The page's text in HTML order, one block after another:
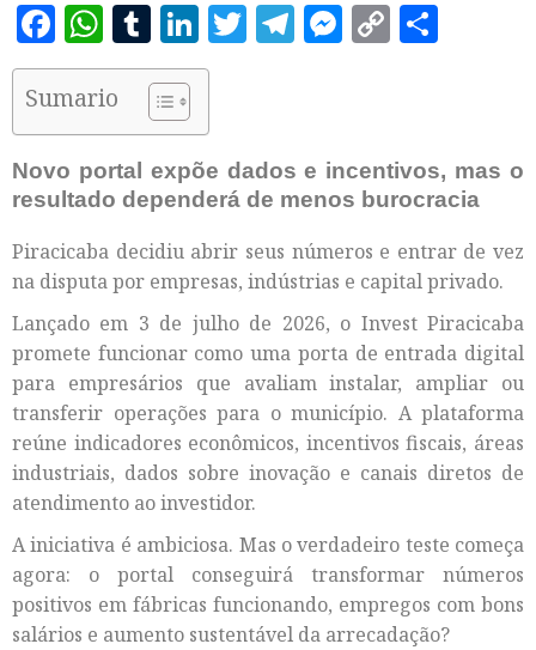
Facebook
WhatsApp
Tumblr
LinkedIn
Twitter
Telegram
Messenger
Copy
Sumario
Novo portal expõe dados e incentivos, mas o
resultado dependerá de menos burocracia
Piracicaba decidiu abrir seus números e entrar de vez
na disputa por empresas, indústrias e capital privado.
Lançado em 3 de julho de 2026, o Invest Piracicaba
promete funcionar como uma porta de entrada digital
para empresários que avaliam instalar, ampliar ou
transferir operações para o município. A plataforma
reúne indicadores econômicos, incentivos fiscais, áreas
industriais, dados sobre inovação e canais diretos de
atendimento ao investidor.
A iniciativa é ambiciosa. Mas o verdadeiro teste começa
agora: o portal conseguirá transformar números
positivos em fábricas funcionando, empregos com bons
salários e aumento sustentável da arrecadação?